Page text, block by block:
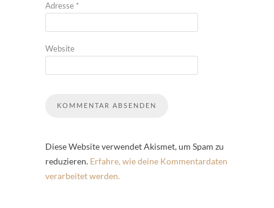
Adresse *
Website
Diese Website verwendet Akismet, um Spam zu
reduzieren. Erfahre, wie deine Kommentardaten
verarbeitet werden.